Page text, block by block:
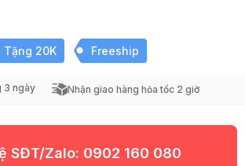
Tặng 20K Freeship
3 ngày Nhận giao hàng hỏa tốc 2 giờ
SĐT/Zalo: 0902 160 080